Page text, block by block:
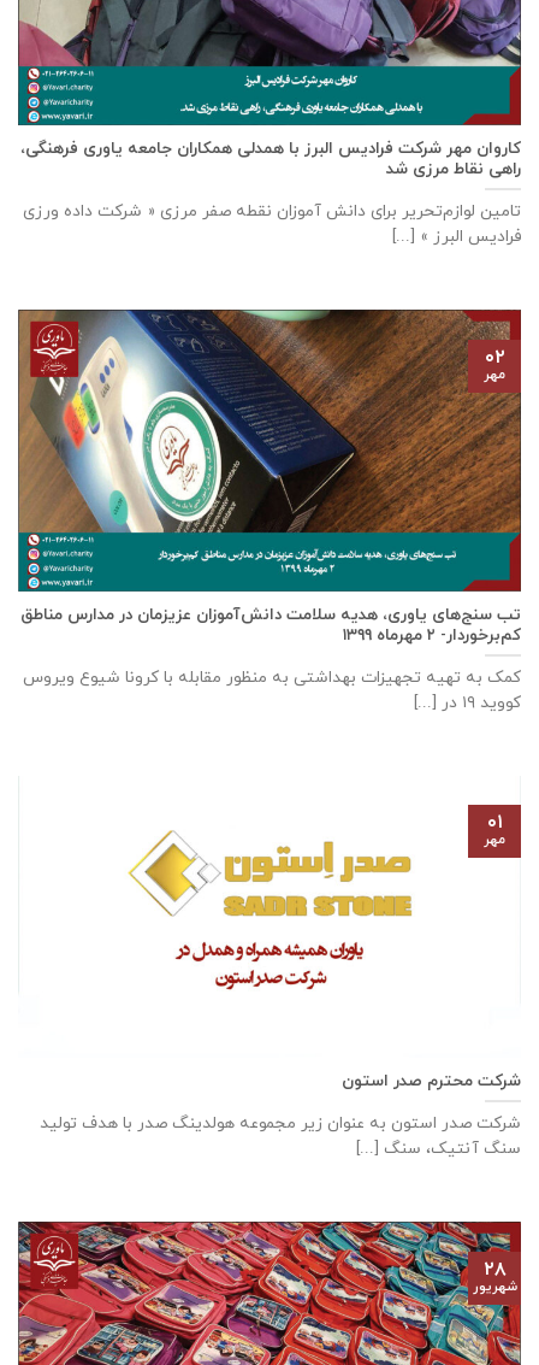
كاروان مهر شرکت فرادیس البرز با همدلی همکاران جامعه یاوری فرهنگی،
راهی نقاط مرزی شد
تامين لوازم‌تحرير برای دانش آموزان نقطه صفر مرزی « شرکت داده ورزی
فراديس البرز » [...]
تب سنج‌های یاوری، هدیه سلامت دانش‌آموزان عزیزمان در مدارس مناطق
کم‌برخوردار- ۲ مهرماه ۱۳۹۹
کمک به تهیه تجهیزات بهداشتی به منظور مقابله با کرونا شیوع ویروس
کووید ۱۹ در [...]
۰۲
مهر
شرکت محترم صدر استون
شرکت صدر استون به عنوان زیر مجموعه هولدینگ صدر با هدف تولید
سنگ آنتیک، سنگ [...]
۰۱
مهر
۲۸
شهریور